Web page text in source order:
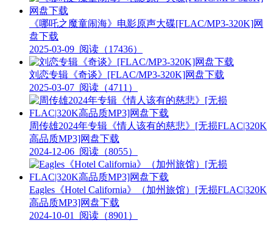
《哪吒之魔童闹海》电影原声大碟[FLAC/MP3-320K]网
盘下载
2025-03-09 阅读（17436）
刘恋专辑《奇谈》[FLAC/MP3-320K]网盘下载
2025-03-07 阅读（4711）
周传雄2024年专辑《情人该有的慈悲》[无损FLAC|320K
高品质MP3]网盘下载
2024-12-06 阅读（8055）
Eagles《Hotel California》（加州旅馆）[无损FLAC|320K
高品质MP3]网盘下载
2024-10-01
阅读（8901）